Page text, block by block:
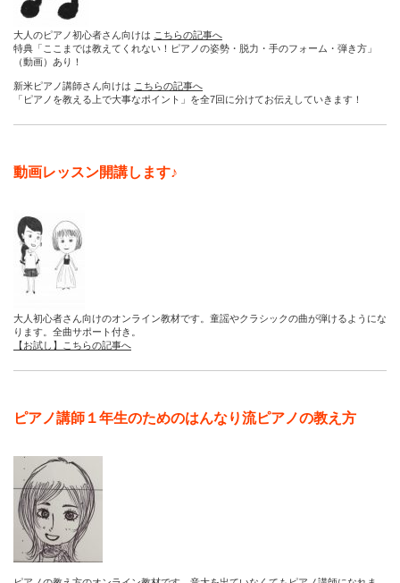
大人のピアノ初心者さん向けは こちらの記事へ
特典「ここまでは教えてくれない！ピアノの姿勢・脱力・手のフォーム・弾き方」
（動画）あり！
新米ピアノ講師さん向けは こちらの記事へ
「ピアノを教える上で大事なポイント」を全7回に分けてお伝えしていきます！
動画レッスン開講します♪
大人初心者さん向けのオンライン教材です。童謡やクラシックの曲が弾けるようにな
ります。全曲サポート付き。
【お試し】こちらの記事へ
ピアノ講師１年生のためのはんなり流ピアノの教え方